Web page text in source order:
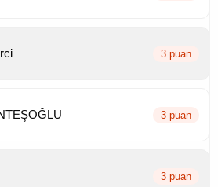
3 puan
3 puan
3 puan